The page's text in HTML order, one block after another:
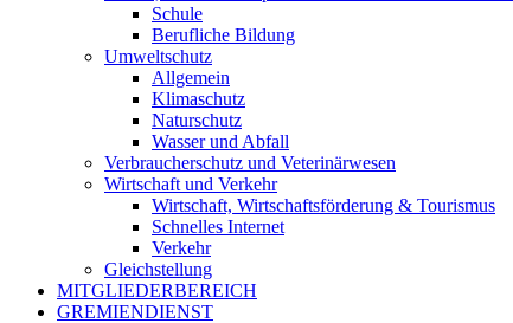
Schule
Berufliche Bildung
Umweltschutz
Allgemein
Klimaschutz
Naturschutz
Wasser und Abfall
Verbraucherschutz und Veterinärwesen
Wirtschaft und Verkehr
Wirtschaft, Wirtschaftsförderung & Tourismus
Schnelles Internet
Verkehr
Gleichstellung
MITGLIEDERBEREICH
GREMIENDIENST